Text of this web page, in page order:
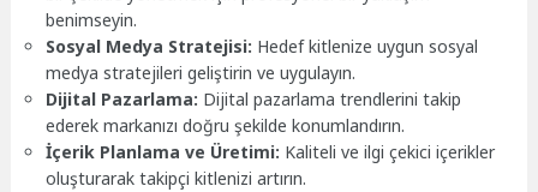
benimseyin.
Sosyal Medya Stratejisi: Hedef kitlenize uygun sosyal
medya stratejileri geliştirin ve uygulayın.
Dijital Pazarlama: Dijital pazarlama trendlerini takip
ederek markanızı doğru şekilde konumlandırın.
İçerik Planlama ve Üretimi: Kaliteli ve ilgi çekici içerikler
oluşturarak takipçi kitlenizi artırın.